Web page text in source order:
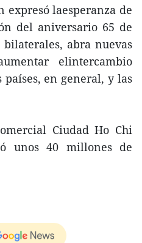
expresó laesperanza de
del aniversario 65 de
abra nuevas
elintercambio
en general, y las
Ciudad Ho Chi
unos 40 millones de